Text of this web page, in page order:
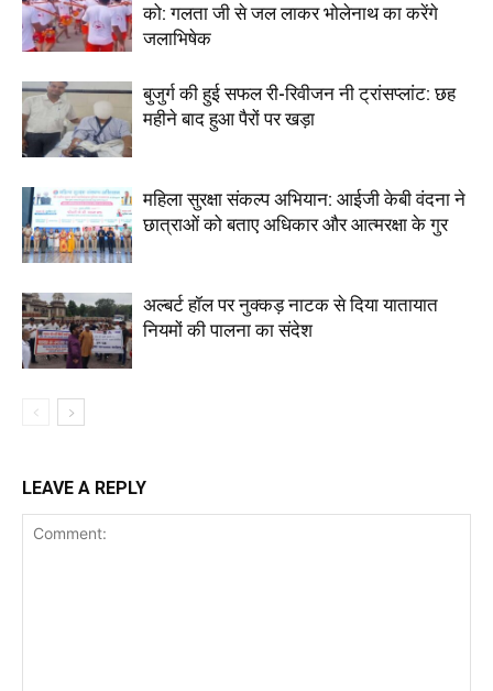
को: गलता जी से जल लाकर भोलेनाथ का करेंगे
जलाभिषेक
बुजुर्ग की हुई सफल री-रिवीजन नी ट्रांसप्लांट: छह
महीने बाद हुआ पैरों पर खड़ा
महिला सुरक्षा संकल्प अभियान: आईजी केबी वंदना ने
छात्राओं को बताए अधिकार और आत्मरक्षा के गुर
अल्बर्ट हॉल पर नुक्कड़ नाटक से दिया यातायात
नियमों की पालना का संदेश
LEAVE A REPLY